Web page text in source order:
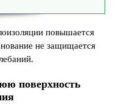
повышается
не защищается
поверхность